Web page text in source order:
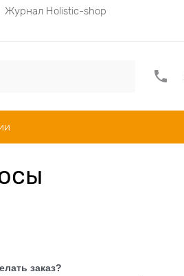
Журнал Holistic-shop
заказ?